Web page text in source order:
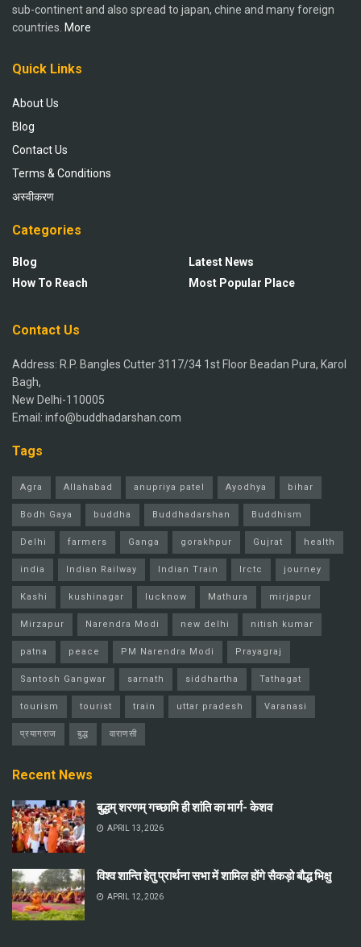
sub-continent and also spread to japan, chine and many foreign
countries. More
Quick Links
About Us
Blog
Contact Us
Terms & Conditions
अस्वीकरण
Categories
Blog
How To Reach
Latest News
Most Popular Place
Contact Us
Address: R.P. Bangles Cutter 3117/34 1st Floor Beadan Pura, Karol
Bagh,
New Delhi-110005
Email: info@buddhadarshan.com
Tags
Agra Allahabad anupriya patel Ayodhya bihar
Bodh Gaya buddha Buddhadarshan Buddhism
Delhi farmers Ganga gorakhpur Gujrat health
india Indian Railway Indian Train Irctc journey
Kashi kushinagar lucknow Mathura mirjapur
Mirzapur Narendra Modi new delhi nitish kumar
patna peace PM Narendra Modi Prayagraj
Santosh Gangwar sarnath siddhartha Tathagat
tourism tourist train uttar pradesh Varanasi
प्रयागराज बुद्ध वाराणसी
Recent News
बुद्धम् शरणम् गच्छामि ही शांति का मार्ग- केशव
APRIL 13, 2026
विश्व शान्ति हेतु प्रार्थना सभा में शामिल होंगे सैकड़ो बौद्ध भिक्षु
APRIL 12, 2026